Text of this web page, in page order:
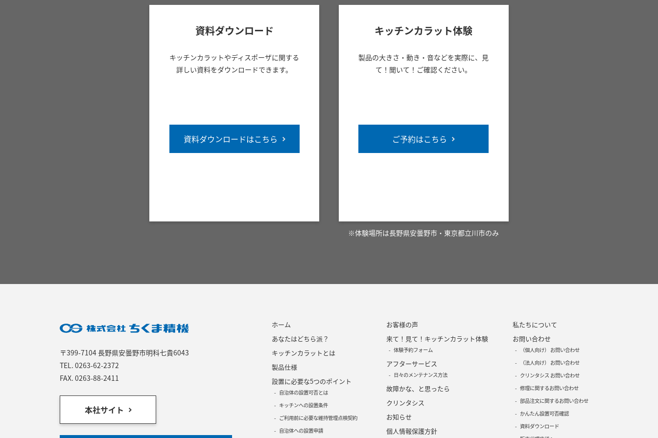
資料ダウンロード
キッチンカラットやディスポーザに関する
詳しい資料をダウンロードできます。
資料ダウンロードはこちら
キッチンカラット体験
製品の大きさ・動き・音などを実際に、見
て！聞いて！ご確認ください。
ご予約はこちら
※体験場所は長野県安曇野市・東京都立川市のみ
ホーム
あなたはどちら派？
キッチンカラットとは
製品仕様
設置に必要な5つのポイント
自治体の設置可否とは
キッチンへの設置条件
ご利用前に必要な維持管理点検契約
自治体への設置申請
お客様の声
来て！見て！キッチンカラット体験
体験予約フォーム
アフターサービス
日々のメンテナンス方法
故障かな、と思ったら
クリンタシス
お知らせ
個人情報保護方針
私たちについて
お問い合わせ
（個人向け） お問い合わせ
（法人向け） お問い合わせ
クリンタシス お問い合わせ
修理に関するお問い合わせ
部品注文に関するお問い合わせ
かんたん設置可否確認
資料ダウンロード
〒399-7104 長野県安曇野市明科七貴6043
TEL. 0263-62-2372
FAX. 0263-88-2411
本社サイト